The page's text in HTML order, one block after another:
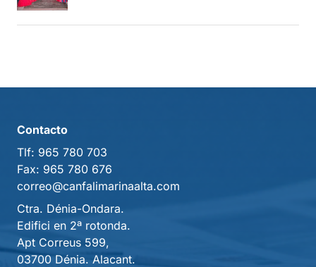
Contacto
Tlf: 965 780 703
Fax: 965 780 676
correo@canfalimarinaalta.com
Ctra. Dénia-Ondara.
Edifici en 2ª rotonda.
Apt Correus 599,
03700 Dénia. Alacant.